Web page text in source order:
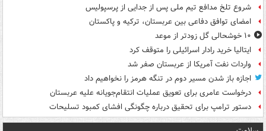
شروع تلخ مدافع تیم ملی پس از جدایی از پرسپولیس
امضای توافق دفاعی بین عربستان، ترکیه و پاکستان
۱۰ خوشحالی گل زودتر از موعد
ایتالیا خرید رادار اسرائیلی را متوقف کرد
واردات نفت آمریکا از عربستان صفر شد
اجازه باز شدن مسیر دوم در تنگه هرمز را نخواهیم داد
درخواست عامری برای تعویق عملیات انتقام‌جویانه علیه عربستان
دستور ترامپ برای تحقیق درباره چگونگی افشای کمبود تسلیحات